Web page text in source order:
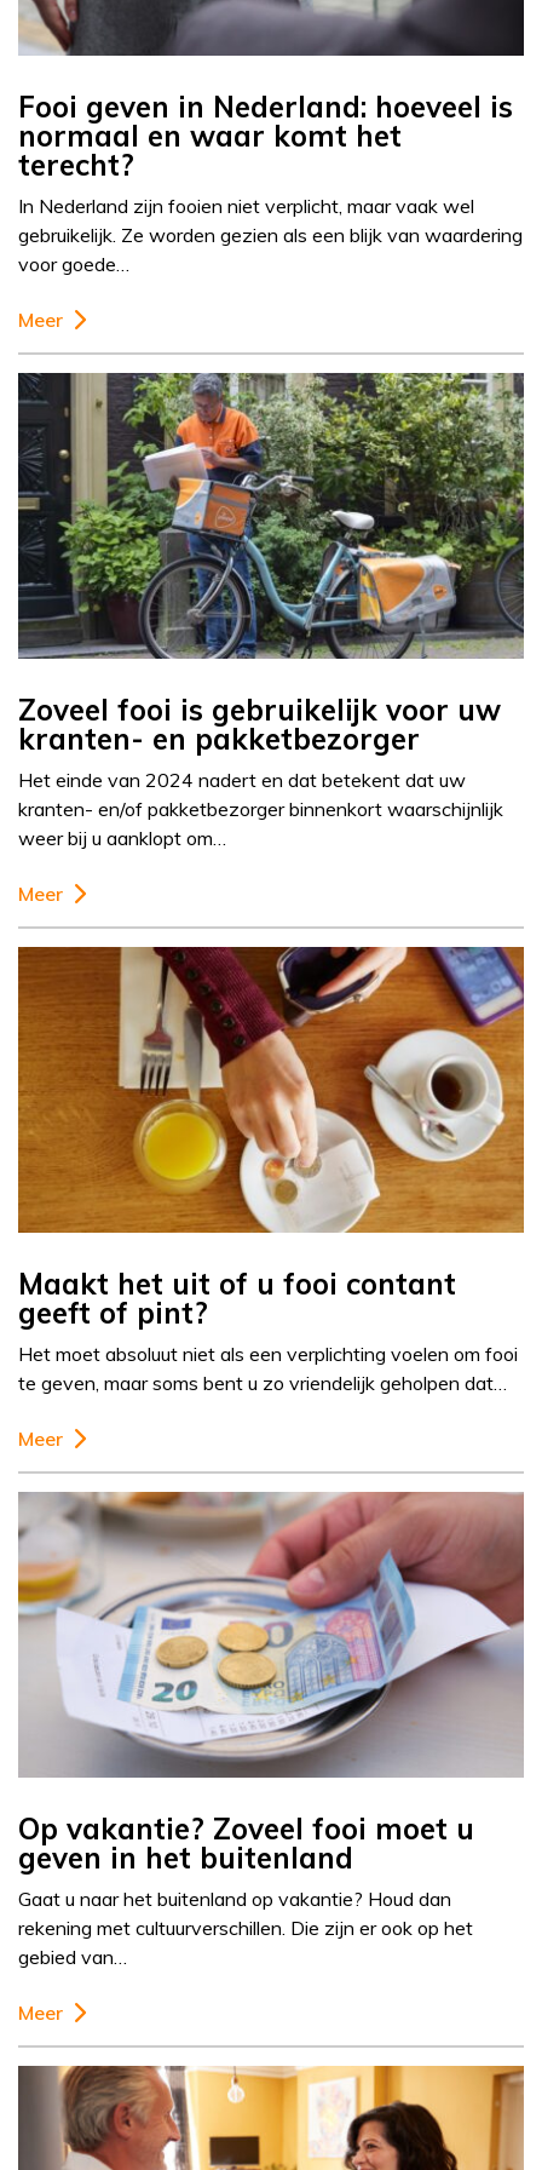
Fooi geven in Nederland: hoeveel is
normaal en waar komt het
terecht?
In Nederland zijn fooien niet verplicht, maar vaak wel
gebruikelijk. Ze worden gezien als een blijk van waardering
voor goede…
Meer
Zoveel fooi is gebruikelijk voor uw
kranten- en pakketbezorger
Het einde van 2024 nadert en dat betekent dat uw
kranten- en/of pakketbezorger binnenkort waarschijnlijk
weer bij u aanklopt om…
Meer
Maakt het uit of u fooi contant
geeft of pint?
Het moet absoluut niet als een verplichting voelen om fooi
te geven, maar soms bent u zo vriendelijk geholpen dat…
Meer
Op vakantie? Zoveel fooi moet u
geven in het buitenland
Gaat u naar het buitenland op vakantie? Houd dan
rekening met cultuurverschillen. Die zijn er ook op het
gebied van…
Meer